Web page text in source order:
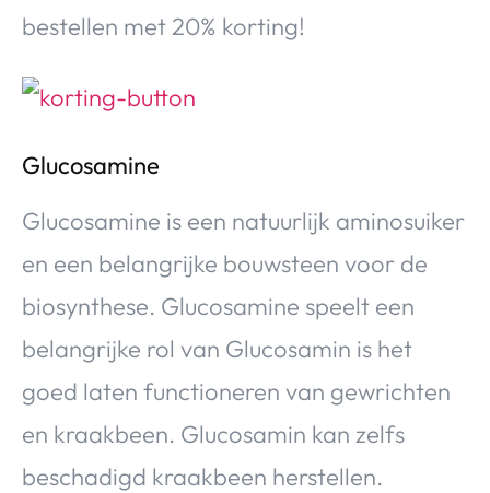
bestellen met 20% korting!
Glucosamine
Glucosamine is een natuurlijk aminosuiker
en een belangrijke bouwsteen voor de
biosynthese. Glucosamine speelt een
belangrijke rol van Glucosamin is het
goed laten functioneren van gewrichten
en kraakbeen. Glucosamin kan zelfs
beschadigd kraakbeen herstellen.